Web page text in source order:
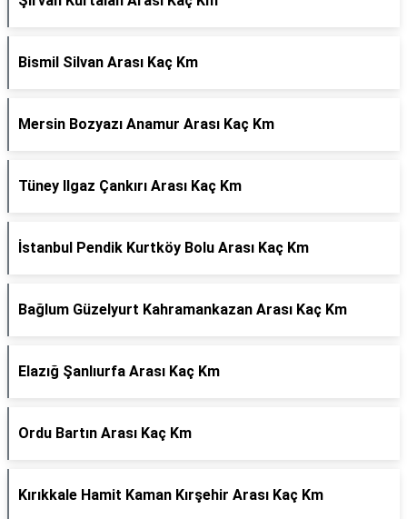
Bismil Silvan Arası Kaç Km
Mersin Bozyazı Anamur Arası Kaç Km
Tüney Ilgaz Çankırı Arası Kaç Km
İstanbul Pendik Kurtköy Bolu Arası Kaç Km
Bağlum Güzelyurt Kahramankazan Arası Kaç Km
Elazığ Şanlıurfa Arası Kaç Km
Ordu Bartın Arası Kaç Km
Kırıkkale Hamit Kaman Kırşehir Arası Kaç Km